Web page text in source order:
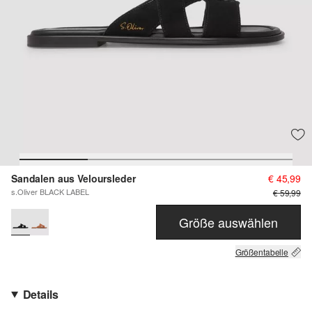
Sandalen aus Veloursleder
s.Oliver BLACK LABEL
€ 45,99
€ 59,99
Größe auswählen
Größentabelle
Details